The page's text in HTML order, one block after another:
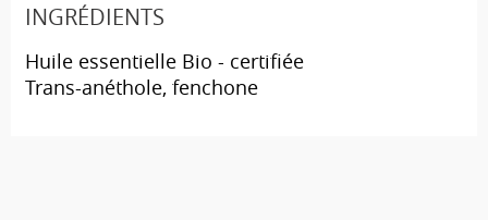
INGRÉDIENTS
Huile essentielle Bio - certifiée
Trans-anéthole, fenchone